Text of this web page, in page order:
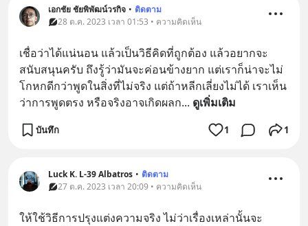
เอกชัย ชัยพิพัฒน์วรกิจ • ติดตาม
28 ต.ค. 2023 เวลา 01:53 • ความคิดเห็น
เชื่อว่าได้แน่นอน แล้วเป็นวิธีคิดที่ถูกต้อง แล้วอยากจะ
สนับสนุนครับ ถึงรู้ว่ามันจะค่อนข้างยาก แต่เราก็น่าจะไม่
โกหกดีกว่าพูดในสิ่งที่ไม่จริง แต่ถ้าหลีกเลี่ยงไม่ได้ เราเห็น
ว่าการพูดตรง หรือจริงอาจเกิดผลก... ดูเพิ่มเติม
บันทึก 1 1
Luck K. L-39 Albatros • ติดตาม
27 ต.ค. 2023 เวลา 20:09 • ความคิดเห็น
ให้ใช้วิธีการปรุงแต่งความจริง ไม่ว่าเรื่องเหล่านั้นจะ